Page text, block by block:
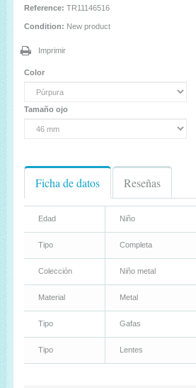
Reference: TR11146516
Condition: New product
Imprimir
Color
Tamaño ojo
Ficha de datos Reseñas
Edad Niño
Tipo Completa
Colección Niño metal
Material Metal
Tipo Gafas
Tipo Lentes